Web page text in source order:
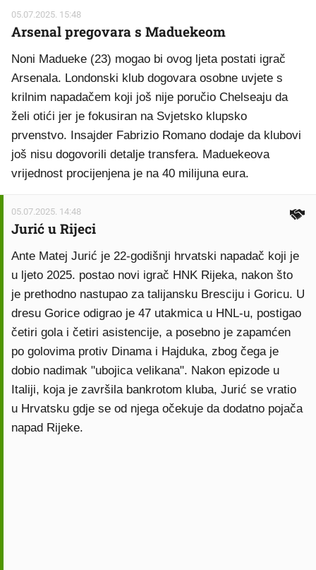
05.07.2025. 15:48
Arsenal pregovara s Maduekeom
Noni Madueke (23) mogao bi ovog ljeta postati igrač
Arsenala. Londonski klub dogovara osobne uvjete s
krilnim napadačem koji još nije poručio Chelseaju da
želi otići jer je fokusiran na Svjetsko klupsko
prvenstvo. Insajder Fabrizio Romano dodaje da klubovi
još nisu dogovorili detalje transfera. Maduekeova
vrijednost procijenjena je na 40 milijuna eura.
05.07.2025. 14:48
Jurić u Rijeci
Ante Matej Jurić je 22-godišnji hrvatski napadač koji je
u ljeto 2025. postao novi igrač HNK Rijeka, nakon što
je prethodno nastupao za talijansku Bresciju i Goricu. U
dresu Gorice odigrao je 47 utakmica u HNL-u, postigao
četiri gola i četiri asistencije, a posebno je zapamćen
po golovima protiv Dinama i Hajduka, zbog čega je
dobio nadimak "ubojica velikana". Nakon epizode u
Italiji, koja je završila bankrotom kluba, Jurić se vratio
u Hrvatsku gdje se od njega očekuje da dodatno pojača
napad Rijeke.